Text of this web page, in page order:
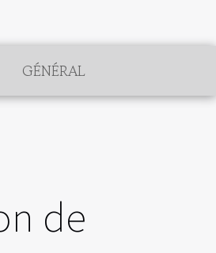
GÉNÉRAL
de